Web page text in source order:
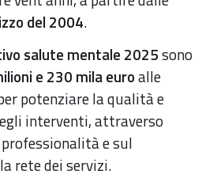
del 2004.
salute mentale 2025sono
e 230 mila euroalle
potenziare la qualità e
interventi, attraverso
e sul
rete dei servizi.